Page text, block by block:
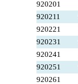
920201
920211
920221
920231
920241
920251
920261